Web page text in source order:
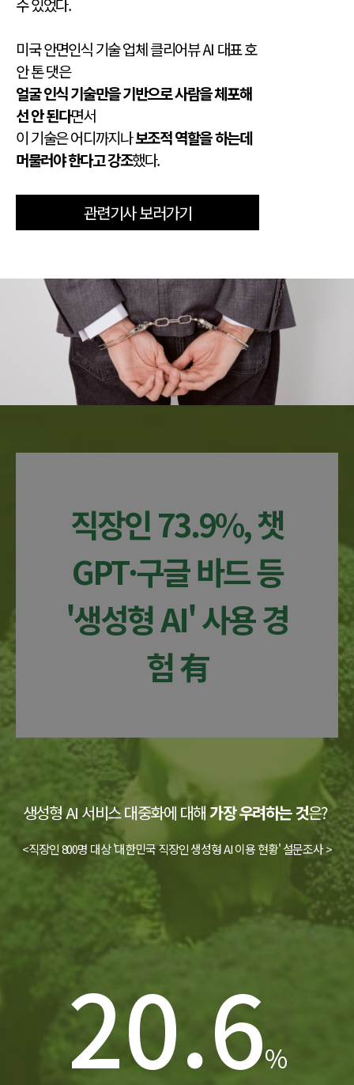
수 있었다.
미국 안면인식 기술 업체 클리어뷰 AI 대표 호
안 톤 댓은
얼굴 인식 기술만을 기반으로 사람을 체포해
선 안 된다면서
이 기술은 어디까지나보조적 역할을 하는데
머물러야 한다고 강조했다.
관련기사 보러가기
직장인 73.9%, 챗
GPT·구글 바드 등
'생성형 AI' 사용 경
험 有
생성형 AI 서비스 대중화에 대해가장 우려하는 것은?
<직장인 800명 대상 '대한민국 직장인 생성형 AI 이용 현황' 설문조사 >
20.6%